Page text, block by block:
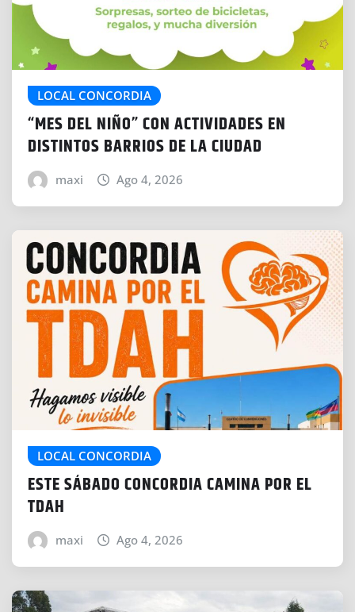
LOCAL CONCORDIA
“MES DEL NIÑO” CON ACTIVIDADES EN
DISTINTOS BARRIOS DE LA CIUDAD
maxi Ago 4, 2026
LOCAL CONCORDIA
ESTE SÁBADO CONCORDIA CAMINA POR EL
TDAH
maxi Ago 4, 2026